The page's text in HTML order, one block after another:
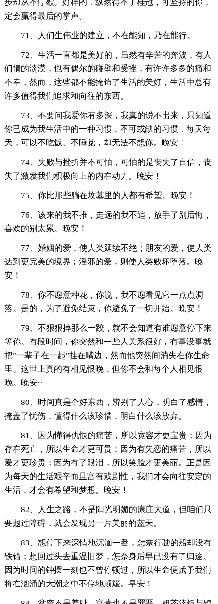
步却从不停歇。好样的，纵然得不了桂冠，可坚持的你，
定会赢得最后的掌声。
71、人们生伟业的建立，不在能知，乃在能行。
72、生活一直都是美好的，虽然有辛苦的奔波，有人
们情的淡漠，也有偶尔的碰壁和受挫，有许许多多的痛和
不幸，然而，这些都不能掩饰了生活的美好，生活中总有
许多值得我们追求和向往的东西。
73、不要问我爱你有多深，我真的说不出来，只知道
你已成为我生活中的一种习惯，不可或缺的习惯，每天每
天，可以不吃饭、不睡觉，却无法不想你。晚安！
74、失败与挫折并不可怕，可怕的是丧失了自信，丧
失了激发我们积极向上的内在动力。晚安！
75、你比那些躺在坟墓里的人都有希望。晚安！
76、该来的我不推，走远的我不追，放手了别后悔，
喜欢的别太累。晚安！
77、婚姻的爱，使人类延续不绝；朋友的爱，使人类
达到更完美的境界；淫邪的爱，则使人类败坏堕落。晚
安！
78、你不愿意种花，你说，我不愿看见它一点点凋
落。是的，为了避免结束，你避免了一切开始。晚安！
79、不狠狠摔那么一跤，就不会知道有谁愿意停下来
等你。有段时间，你突然和一些人关系很好，有事没事就
把"一辈子在一起"挂在嘴边，然而他突然间消失在你生命
里。这世上真的有相见恨晚，但你不会和每个人相见恨
晚。晚安~
80、时间真是个好东西，辨别了人心，明白了感情，
掩盖了忧伤，懂得什么该珍惜，明白什么该放弃。
81、因为懂得仇恨的痛苦，所以宽容才更宝贵；因为
存在死亡，所以生命才更可贵；因为有失恋的痛苦，所以
爱才更珍贵；因为有了眼泪，所以笑脸才更美丽。正是因
为每天的生活艰辛而且富有戏剧性，我们才会向往安定的
生活，才会有希望和梦想。晚安！
82、人生之路，不是阳光明媚的康庄大道，但咱们只
要越过障碍，就会发现另一片美丽的蓝天。
83、想停下来深情地沉湎一番，怎奈行驶的船却没有
铁锚；想回过头去重温旧梦，怎奈身后早已没有了归途。
因为时间的钟摆一刻也不曾停顿过，所以生命便赋予我们
将在汹涌的大潮之中不停地颠簸。早安！